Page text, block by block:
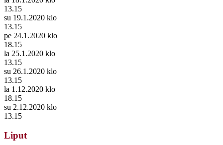
13.15
su 19.1.2020 klo
13.15
pe 24.1.2020 klo
18.15
la 25.1.2020 klo
13.15
su 26.1.2020 klo
13.15
la 1.12.2020 klo
18.15
su 2.12.2020 klo
13.15
Liput